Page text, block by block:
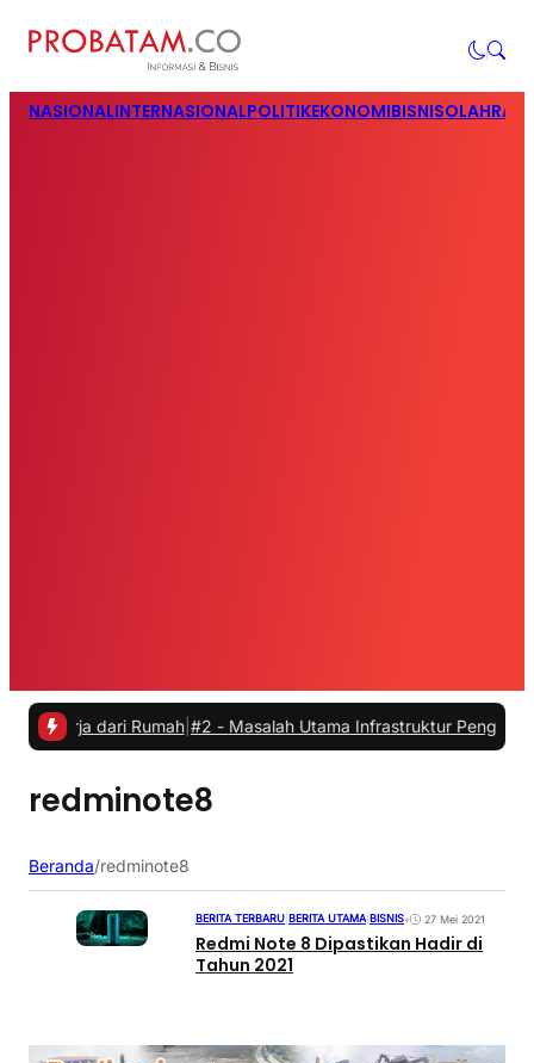
NASIONALINTERNASIONALPOLITIKEKONOMIBISNIS
dari Rumah |#2 -Masalah Utama Infrastruktur Pengisian Daya
redminote8
Beranda/redminote8
BERITA TERBARU BERITA UTAMA BISNIS• 27 Mei 2021
Redmi Note 8 Dipastikan Hadir di
Tahun 2021